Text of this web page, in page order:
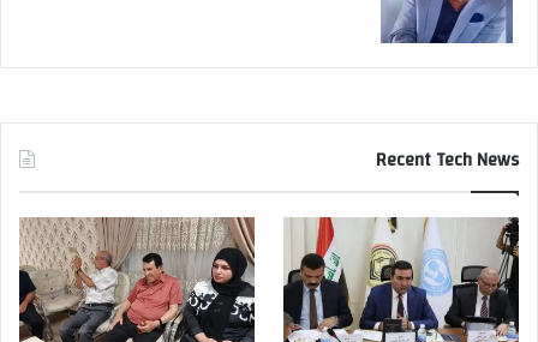
Recent Tech News